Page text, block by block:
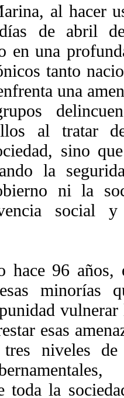
al hacer
de abril
en una
tanto
una
al tratar
sino
la
ni la
social
hace 96 años,
minorías
esas
niveles
toda la